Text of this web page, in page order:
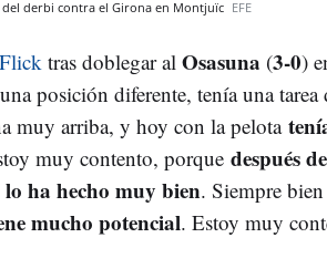
derbi contra el Girona en Montjuïc EFE
tras doblegar al Osasuna (3-0)
posición diferente, tenía una tarea
muy arriba, y hoy con la pelota
muy contento, porque después
ha hecho muy bien. Siempre
mucho potencial. Estoy muy